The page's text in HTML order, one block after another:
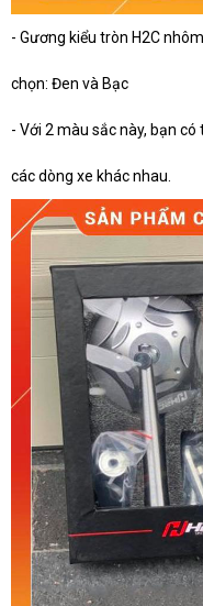
- Gương kiểu tròn H2C
chọn: Đen và Bạc
- Với 2 màu sắc này, bạn
các dòng xe khác nhau.